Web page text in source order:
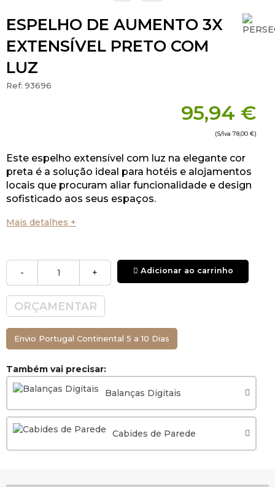
ESPELHO DE AUMENTO 3X
EXTENSÍVEL PRETO COM
LUZ
Ref: 93696
95,94 €
(S/Iva 78,00 €)
Este espelho extensível com luz na elegante cor
preta é a solução ideal para hotéis e alojamentos
locais que procuram aliar funcionalidade e design
sofisticado aos seus espaços.
Mais detalhes +
- + Adicionar ao carrinho
ORÇAMENTAR
Envio Portugal Continental 5 a 10 Dias
Também vai precisar:
Balanças Digitais
Cabides de Parede